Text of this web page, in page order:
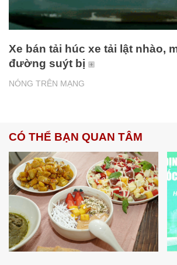
NÓNG TRÊN MẠNG
Xe bán tải húc xe tải lật nhào,
đường suýt bị
CÓ THỂ BẠN QUAN TÂM